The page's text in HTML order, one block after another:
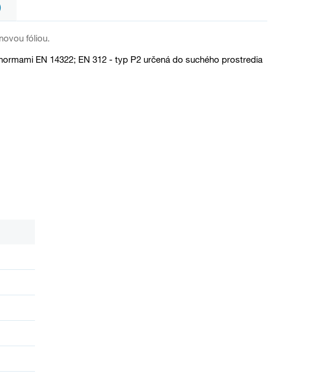
fóliou.
EN 14322; EN 312 - typ P2 určená do suchého prostredia